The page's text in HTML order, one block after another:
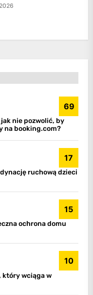
69
nie pozwolić, by
na booking.com?
17
ruchową dzieci
15
ochrona domu
10
który wciąga w